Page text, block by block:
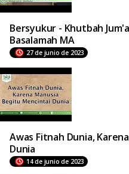
Bersyukur - Khutbah
Basalamah MA
27 de junio de 2023
Awas Fitnah Dunia,
Dunia
14 de junio de 2023